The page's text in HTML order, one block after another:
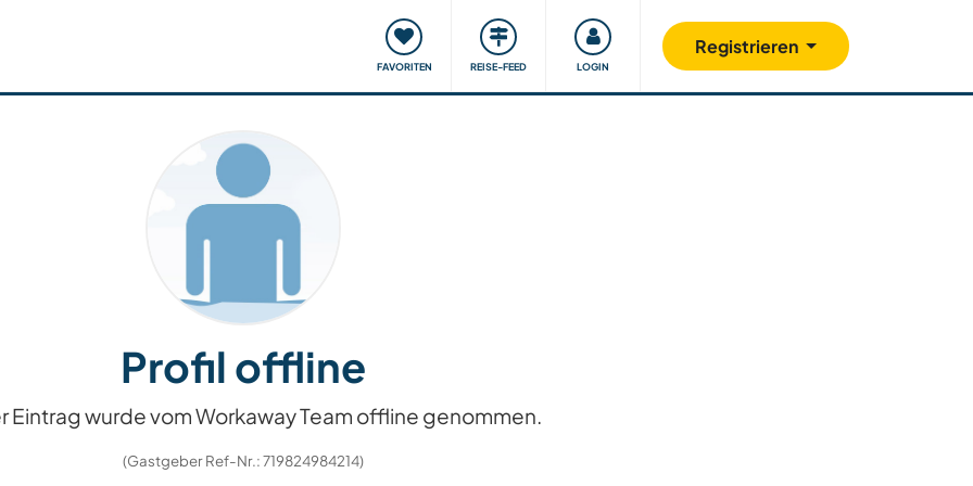
FAVORITEN REISE-FEED LOGIN
Registrieren
Reisen & Lernen Unsere Community Gutes tun
Profil offline
Eintrag wurde vom Workaway Team offline genommen.
(Gastgeber Ref-Nr.: 719824984214)